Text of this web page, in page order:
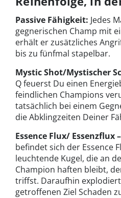
Passive Fähigkeit: Jedes
gegnerischen Champ mit
erhält er zusätzliches
bis zu fünfmal stapelbar.
Mystic Shot/Mystischer
Q feuerst Du einen
feindlichen Champions
tatsächlich bei einem
die Abklingzeiten Deiner
Essence Flux/ Essenzflux
befindet sich der Essence
leuchtende Kugel, die an
Champion haften bleibt,
triffst. Daraufhin
getroffenen Ziel Schaden